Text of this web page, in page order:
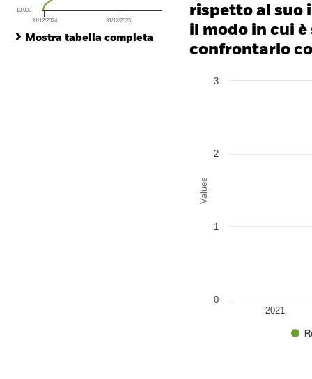
31/12/2024 31/12/2025
10.000
Mostra tabella completa
rispetto al suo
il modo in cui
confrontarlo
Chart
Bar chart with 2 data
Values
2021
0
1
2
3